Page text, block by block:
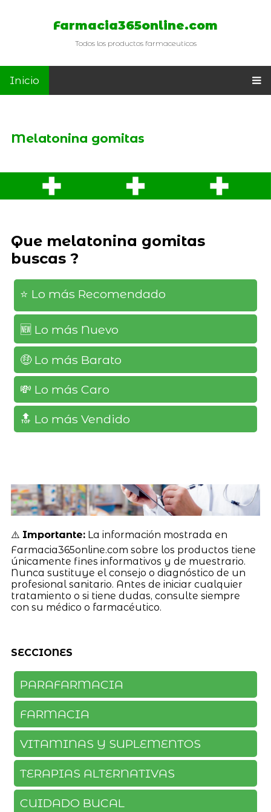
Farmacia365online.com
Todos los productos farmaceuticos
Inicio
Melatonina gomitas
Que melatonina gomitas
buscas ?
⭐️ Lo más Recomendado
🆕️ Lo más Nuevo
🤑 Lo más Barato
💸 Lo más Caro
🔝 Lo más Vendido
⚠️ Importante:La información mostrada en
Farmacia365online.com sobre los productos tiene
únicamente fines informativos y de muestrario.
Nunca sustituye el consejo o diagnóstico de un
profesional sanitario. Antes de iniciar cualquier
tratamiento o si tiene dudas, consulte siempre
con su médico o farmacéutico.
SECCIONES
PARAFARMACIA
FARMACIA
VITAMINAS Y SUPLEMENTOS
TERAPIAS ALTERNATIVAS
CUIDADO BUCAL